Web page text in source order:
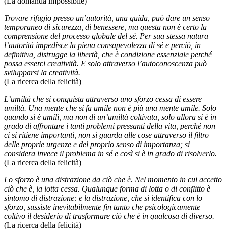
Trovare rifugio presso un’autorità, una guida, può dare un senso
temporaneo di sicurezza, di benessere, ma questa non è certo la
comprensione del processo globale del sé. Per sua stessa natura
l’autorità impedisce la piena consapevolezza di sé e perciò, in
definitiva, distrugge la libertà, che è condizione essenziale perché
possa esserci creatività. E solo attraverso l’autoconoscenza può
svilupparsi la creatività.
(La ricerca della felicità)
L’umiltà che si conquista attraverso uno sforzo cessa di essere
umiltà. Una mente che si fa umile non è più una mente umile. Solo
quando si è umili, ma non di un’umiltà coltivata, solo allora si è in
grado di affrontare i tanti problemi pressanti della vita, perché non
ci si ritiene importanti, non si guarda alle cose attraverso il filtro
delle proprie urgenze e del proprio senso di importanza; si
considera invece il problema in sé e così si è in grado di risolverlo.
(La ricerca della felicità)
Lo sforzo è una distrazione da ciò che è. Nel momento in cui accetto
ciò che è, la lotta cessa. Qualunque forma di lotta o di conflitto è
sintomo di distrazione: e la distrazione, che si identifica con lo
sforzo, sussiste inevitabilmente fin tanto che psicologicamente
coltivo il desiderio di trasformare ciò che è in qualcosa di diverso.
(La ricerca della felicità)